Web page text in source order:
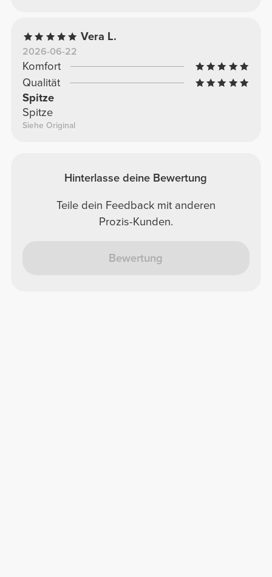
Vera L.
2026-06-22
Komfort
Qualität
Spitze
Spitze
Siehe Original
Hinterlasse deine Bewertung
Teile dein Feedback mit anderen
Prozis-Kunden.
Bewertung